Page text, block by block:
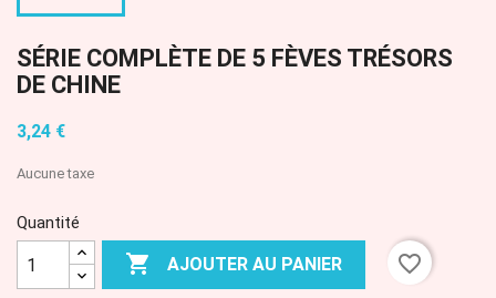
SÉRIE COMPLÈTE DE 5 FÈVES TRÉSORS
DE CHINE
3,24 €
Aucune taxe
Quantité
 AJOUTER AU PANIER favorite_border